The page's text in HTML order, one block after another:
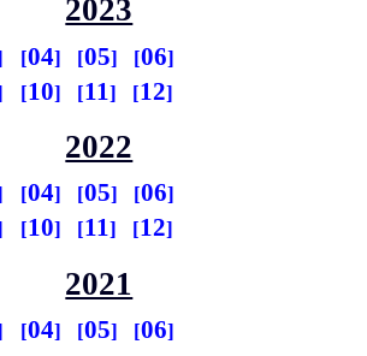
2023
04 05
06
10 11 12
2022
04 05
06
10 11 12
2021
04 05
06